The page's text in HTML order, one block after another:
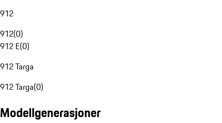
912
912(0)
912 E(0)
912 Targa
912 Targa(0)
Modellgenerasjoner